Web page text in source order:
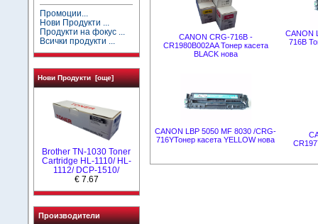
Промоции...
Нови Продукти ...
Продукти на фокус ...
Всички продукти ...
Нови Продукти [още]
Brother TN-1030 Toner
Cartridge HL-1110/ HL-
1112/ DCP-1510/
€ 7.67
Производители
CANON CRG-716B -
CR1980B002AA Тонер касета
BLACK нова
CANON
716B
CANON LBP 5050 MF 8030 /CRG-
716YТонер касета YELLOW нова